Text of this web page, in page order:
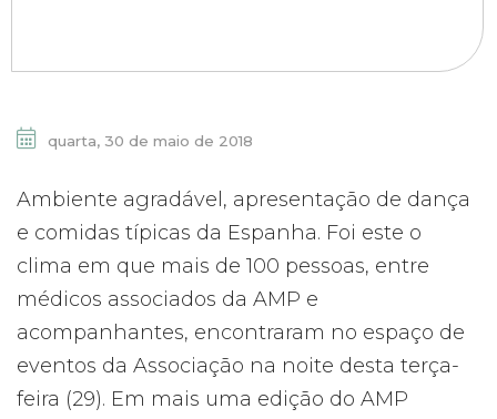
quarta, 30 de maio de 2018
Ambiente agradável, apresentação de dança
e comidas típicas da Espanha. Foi este o
clima em que mais de 100 pessoas, entre
médicos associados da AMP e
acompanhantes, encontraram no espaço de
eventos da Associação na noite desta terça-
feira (29). Em mais uma edição do AMP